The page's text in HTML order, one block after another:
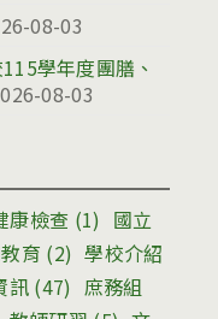
08-03
學年度團膳、
08-03
康檢查 (1) 國立
育 (2) 學校介紹
訊 (47) 庶務組